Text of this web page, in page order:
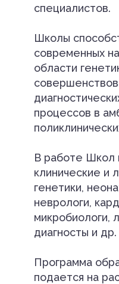
специалистов.
Школы
современных
области
процессов в
В работе Школ
клинические и
генетики,
неврологи,
микробиологи,
диагносты и др.
Программа
подается на